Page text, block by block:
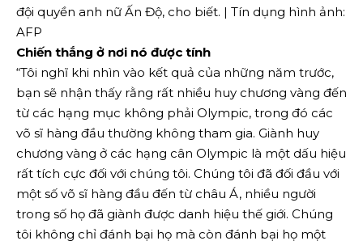
đội quyền anh nữ Ấn Độ, cho biết. | Tín dụng hình ảnh:
AFP
Chiến thắng ở nơi nó được tính
“Tôi nghĩ khi nhìn vào kết quả của những năm trước,
bạn sẽ nhận thấy rằng rất nhiều huy chương vàng đến
từ các hạng mục không phải Olympic, trong đó các
võ sĩ hàng đầu thường không tham gia. Giành huy
chương vàng ở các hạng cân Olympic là một dấu hiệu
rất tích cực đối với chúng tôi. Chúng tôi đã đối đầu với
một số võ sĩ hàng đầu đến từ châu Á, nhiều người
trong số họ đã giành được danh hiệu thế giới. Chúng
tôi không chỉ đánh bại họ mà còn đánh bại họ một